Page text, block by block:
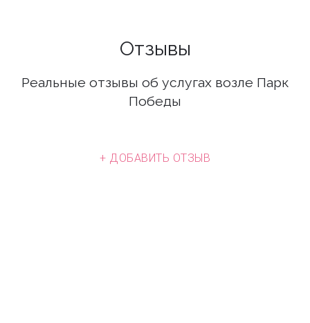
Отзывы
Реальные отзывы об услугах возле Парк
Победы
+ ДОБАВИТЬ ОТЗЫВ